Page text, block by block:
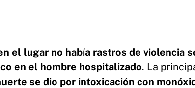
el lugar no había rastros de violencia
en el hombre hospitalizado. La
se dio por intoxicación con